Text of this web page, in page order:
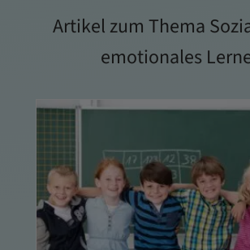
Artikel zum Thema
emotionales